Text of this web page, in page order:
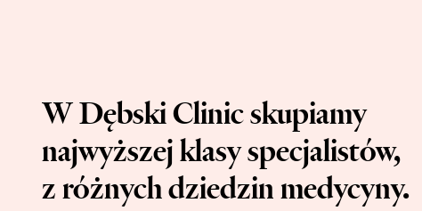
W Dębski Clinic skupiamy
najwyższej klasy specjalistów,
z różnych dziedzin medycyny.